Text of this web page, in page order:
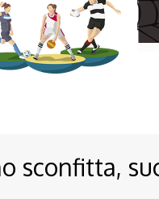
sconfitta,